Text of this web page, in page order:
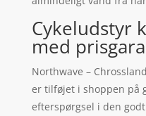
Cykeludstyr
med
Northwave –
er tilføjet i shoppen på
efterspørgsel i den